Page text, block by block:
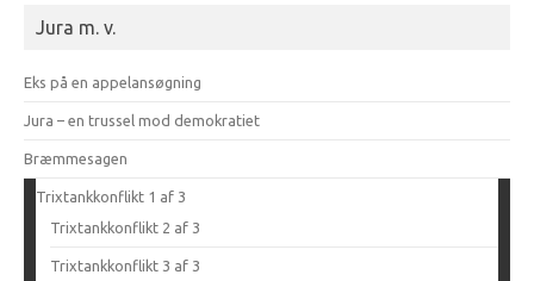
Jura m. v.
Eks på en appelansøgning
Jura – en trussel mod demokratiet
Bræmmesagen
Trixtankkonflikt 1 af 3
Trixtankkonflikt 2 af 3
Trixtankkonflikt 3 af 3